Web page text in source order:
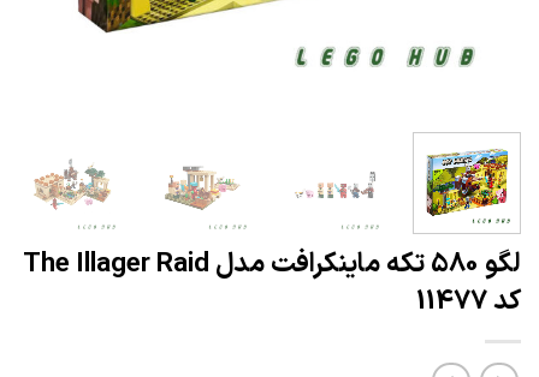
لگو 580 تکه ماینکرافت مدل The Illager Raid
کد 11477